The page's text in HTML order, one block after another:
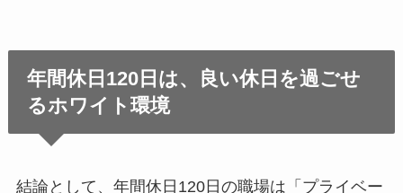
年間休日120日は、良い休日を過ごせ
るホワイト環境
結論として、年間休日120日の職場は「プライベー